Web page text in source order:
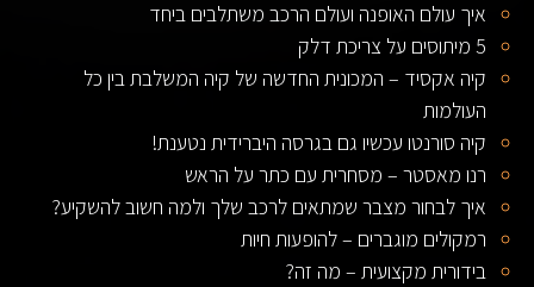
איך עולם האופנה ועולם הרכב משתלבים ביחד
5 מיתוסים על צריכת דלק
קיה אקסיד – המכונית החדשה של קיה המשלבת בין כל
העולמות
קיה סורנטו עכשיו גם בגרסה היברידית נטענת!
רנו מאסטר – מסחרית עם כתר על הראש
איך לבחור מצבר שמתאים לרכב שלך ולמה חשוב להשקיע?
רמקולים מוגברים – להופעות חיות
בידורית מקצועית – מה זה?